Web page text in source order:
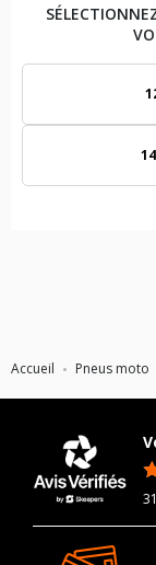
Accueil Pneus moto